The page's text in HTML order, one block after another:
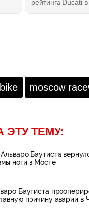
из
рейтинга Ducati
концессий
moscow
ЭТУ ТЕМУ:
Баутиста
ноги в Мосте
Баутиста
причину аварии в